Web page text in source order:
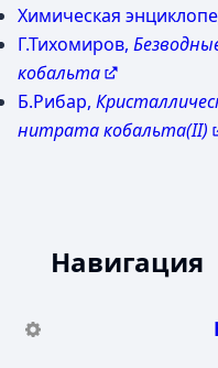
Химическая
Г.Тихомиров,
кобальта
Б.Рибар,
нитрата кобальта(II)
Навигация